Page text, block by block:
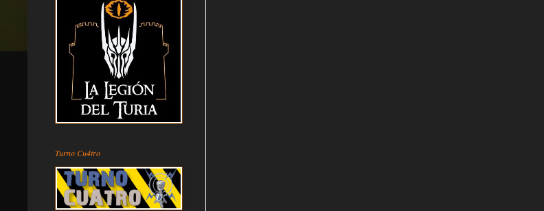
Turno Cu4tro